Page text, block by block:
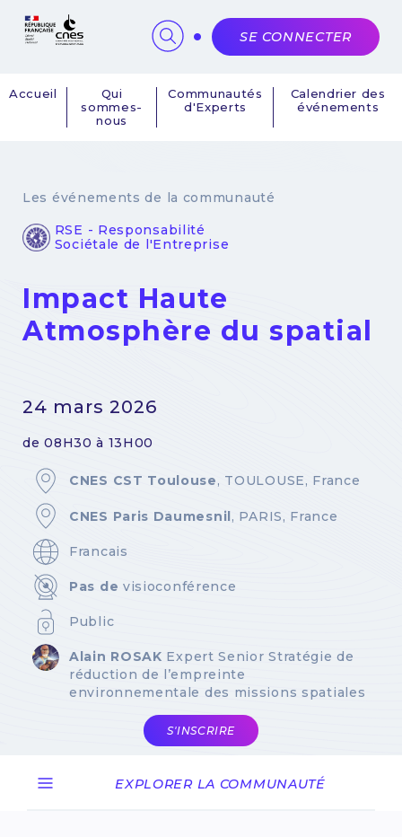
Navigation
Accueil
Qui
sommes-
nous
Communautés
d'Experts
Calendrier des
événements
SE CONNECTER
Les événements de la communauté
RSE - Responsabilité
Sociétale de l'Entreprise
Impact Haute
Atmosphère du spatial
24 mars 2026
de 08H30 à 13H00
CNES CST Toulouse, TOULOUSE, France
CNES Paris Daumesnil, PARIS, France
Francais
Pas de visioconférence
Public
Alain ROSAK Expert Senior Stratégie de
réduction de l’empreinte
environnementale des missions spatiales
S'INSCRIRE
EXPLORER LA COMMUNAUTÉ